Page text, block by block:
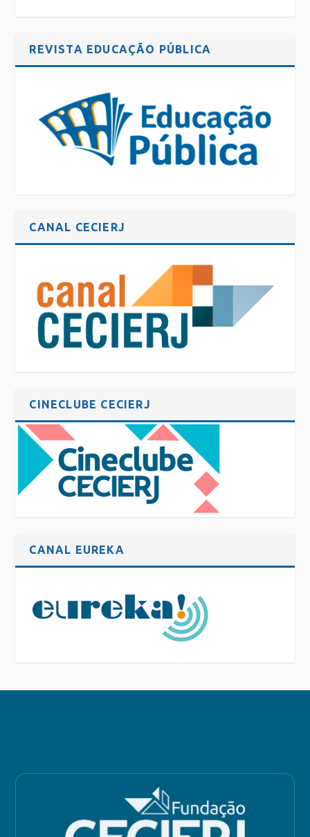
REVISTA EDUCAÇÃO PÚBLICA
CANAL CECIERJ
CINECLUBE CECIERJ
CANAL EUREKA